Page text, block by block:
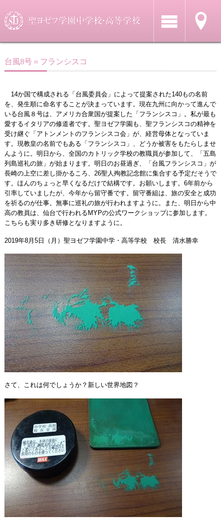
台風8号＝フランシスコ
14か国で構成される「台風委員会」によって提案された140もの名前
を、発生順に命名することが決まっています。現在九州に向かって進んで
いる台風８号は、アメリカ合衆国が提案した「フランシスコ」。私が最も
愛するイタリアの修道者です。聖ヨゼフ学園も、聖フランシスコの精神を
受け継ぐ「アトンメントのフランシスコ会」が、経営母体となっていま
す。現教皇の名前でもある「フランシスコ」、どうか被害をもたらしませ
んように。明日から、全国のカトリック学校の教職員が参加して、「五島
列島巡礼の旅」が始まります。明日のお昼過ぎ、「台風フランシスコ」が
長崎の上空に差し掛かるころ、26聖人殉教記念館に集合する予定だそうで
す。ほんのちょっと早くなるだけで結構です。お願いします。6年前から
引率していましたが、今年から留守番です。留守番組は、旅の安全と成功
を祈るのが仕事。無事に巡礼の旅が行われますように。また、明日から中
高の教員は、仙台で行われるMYPの公式ワークショップに参加します。
こちらも実り多き研修となりますように。
2019年8月5日（月）聖ヨゼフ学園中学・高等学校 校長 清水勝幸
さて、これは何でしょうか？新しい世界地図？